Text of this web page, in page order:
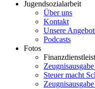
Jugendsozialarbeit
Über uns
Kontakt
Unsere
Podcasts
Fotos
Steuer macht